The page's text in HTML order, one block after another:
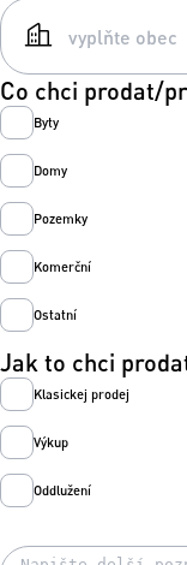
Co chci prodat/
Byty
Domy
Pozemky
Komerční
Ostatní
Jak to chci
Klasickej prodej
Výkup
Oddlužení